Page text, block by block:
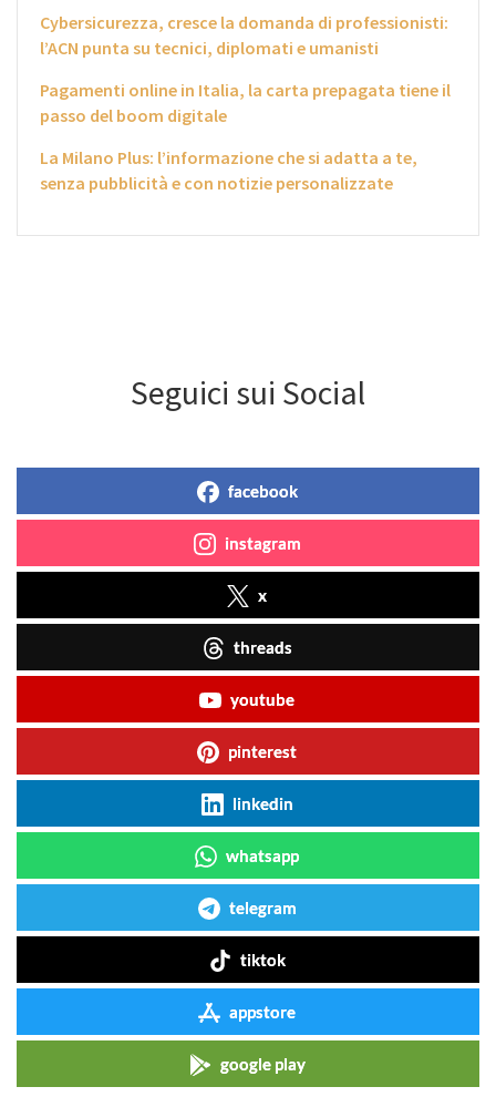
Cybersicurezza, cresce la domanda di professionisti:
l’ACN punta su tecnici, diplomati e umanisti
Pagamenti online in Italia, la carta prepagata tiene il
passo del boom digitale
La Milano Plus: l’informazione che si adatta a te,
senza pubblicità e con notizie personalizzate
Seguici sui Social
facebook
instagram
x
threads
youtube
pinterest
linkedin
whatsapp
telegram
tiktok
appstore
google play